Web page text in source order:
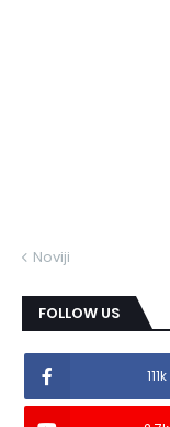
Noviji
FOLLOW US
111k